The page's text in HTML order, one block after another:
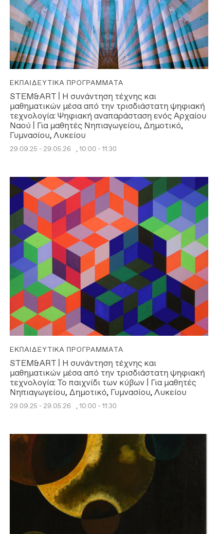
ΕΚΠΑΙΔΕΥΤΙΚΆ ΠΡΟΓΡΆΜΜΑΤΑ
STEM&ART | Η συνάντηση τέχνης και
μαθηματικών μέσα από την τρισδιάστατη ψηφιακή
τεχνολογία: Ψηφιακή αναπαράσταση ενός Αρχαίου
Ναού | Για μαθητές Νηπιαγωγείου, Δημοτικό,
Γυμνασίου, Λυκείου
29.09.25 - 29.05.26 , 10:00 - 11:30
ΕΚΠΑΙΔΕΥΤΙΚΆ ΠΡΟΓΡΆΜΜΑΤΑ
STEM&ART | Η συνάντηση τέχνης και
μαθηματικών μέσα από την τρισδιάστατη ψηφιακή
τεχνολογία: Το παιχνίδι των κύβων | Για μαθητές
Νηπιαγωγείου, Δημοτικό, Γυμνασίου, Λυκείου
29.09.25 - 29.05.26 , 10:00 - 11:30